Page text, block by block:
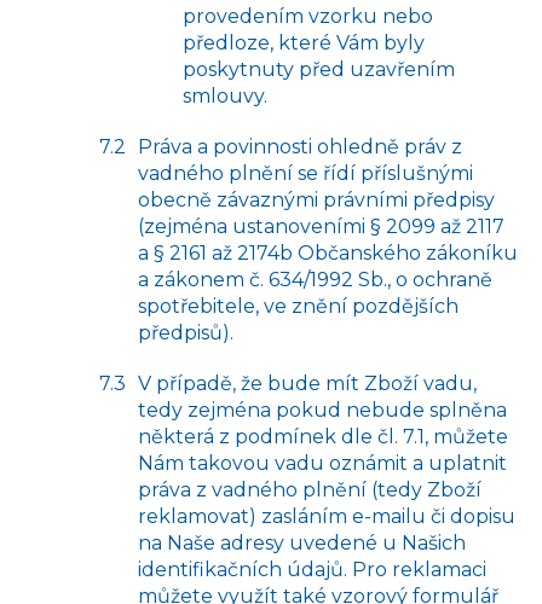
provedením vzorku nebo
předloze, které Vám byly
poskytnuty před uzavřením
smlouvy.
Práva a povinnosti ohledně práv z
vadného plnění se řídí příslušnými
obecně závaznými právními předpisy
(zejména ustanoveními § 2099 až 2117
a § 2161 až 2174b Občanského zákoníku
a zákonem č. 634/1992 Sb., o ochraně
spotřebitele, ve znění pozdějších
předpisů).
V případě, že bude mít Zboží vadu,
tedy zejména pokud nebude splněna
některá z podmínek dle čl. 7.1, můžete
Nám takovou vadu oznámit a uplatnit
práva z vadného plnění (tedy Zboží
reklamovat) zasláním e-mailu či dopisu
na Naše adresy uvedené u Našich
identifikačních údajů. Pro reklamaci
můžete využít také vzorový formulář